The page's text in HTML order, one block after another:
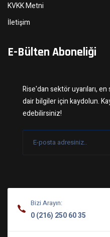
KVKK Metni
İletişim
E-Bülten Aboneliği
Rise'dan sektör uyarıları,
dair bilgiler için kaydolun.
edebilirsiniz!
Bizi Arayın:
0 (216) 250 60 35